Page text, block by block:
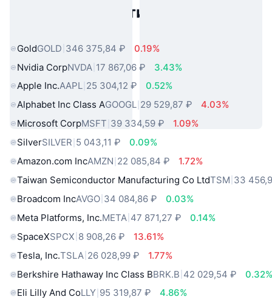
Популярные активы реального
GoldGOLD 346 375,84 ₽
0.19%
Nvidia CorpNVDA 17 867,06 ₽
3.43%
Apple Inc.AAPL 25 304,12 ₽
0.52%
Alphabet Inc Class AGOOGL 29 529,87 ₽
4.03%
Microsoft CorpMSFT 39 334,59 ₽
1.09%
SilverSILVER 5 043,11 ₽
0.09%
Amazon.com IncAMZN 22 085,84 ₽
1.72%
Taiwan Semiconductor Manufacturing Co LtdTSM 33
Broadcom IncAVGO 34 084,86 ₽
0.03%
Meta Platforms, Inc.META 47 871,27 ₽
0.14%
SpaceXSPCX 8 908,26 ₽
13.61%
Tesla, Inc.TSLA 26 028,99 ₽
1.77%
Berkshire Hathaway Inc Class BBRK.B 42 029,54 ₽
Eli Lilly And CoLLY 95 319,87 ₽
4.86%